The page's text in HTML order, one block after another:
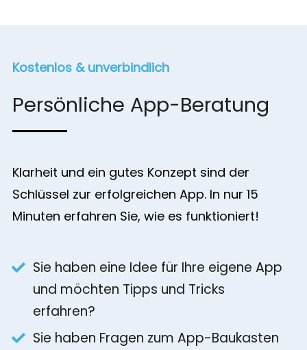
Kostenlos & unverbindlich
Persönliche App-Beratung
Klarheit und ein gutes Konzept sind der
Schlüssel zur erfolgreichen App. In nur 15
Minuten erfahren Sie, wie es funktioniert!
Sie haben eine Idee für Ihre eigene App
und möchten Tipps und Tricks
erfahren?
Sie haben Fragen zum App-Baukasten